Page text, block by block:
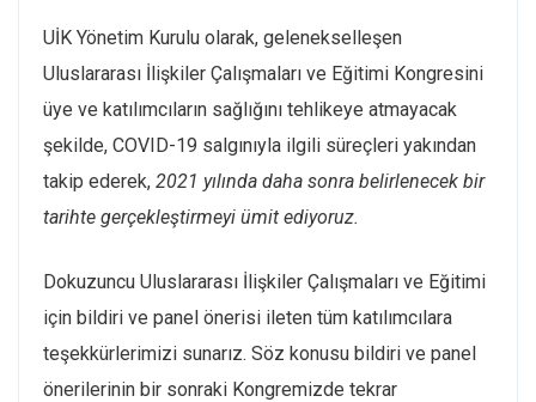
UİK Yönetim Kurulu olarak, gelenekselleşen
Uluslararası İlişkiler Çalışmaları ve Eğitimi Kongresini
üye ve katılımcıların sağlığını tehlikeye atmayacak
şekilde, COVID-19 salgınıyla ilgili süreçleri yakından
takip ederek, 2021 yılında daha sonra belirlenecek bir
tarihte gerçekleştirmeyi ümit ediyoruz.
Dokuzuncu Uluslararası İlişkiler Çalışmaları ve Eğitimi
için bildiri ve panel önerisi ileten tüm katılımcılara
teşekkürlerimizi sunarız. Söz konusu bildiri ve panel
önerilerinin bir sonraki Kongremizde tekrar